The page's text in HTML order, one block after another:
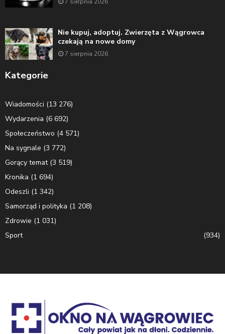
Nie kupuj, adoptuj. Zwierzęta z Wągrowca
czekają na nowe domy
7 sierpnia 2026
Kategorie
Wiadomości (13 276)
Wydarzenia (6 692)
Społeczeństwo (4 571)
Na sygnale (3 772)
Gorący temat(3 519)
Kronika (1 694)
Odeszli (1 342)
Samorząd i polityka (1 208)
Zdrowie (1 031)
Sport
(934)